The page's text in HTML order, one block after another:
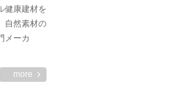
健康建材を
自然素材の
メーカ
more